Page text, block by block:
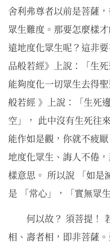
舍利弗尊者以前是菩薩
眾生難度。那要怎麼樣
遠地度化眾生呢？這非
品般若經》上說：「生
能夠度化一切眾生去得
般若經 》上說：「生死
空」， 此中沒有生死往
能作如是觀，你就不疲
地度化眾生、誨人不倦
樣意思。 所以說 「如是
是 「常心」，「實無眾
何以故？ 須菩提！
相、壽者相，即非菩薩